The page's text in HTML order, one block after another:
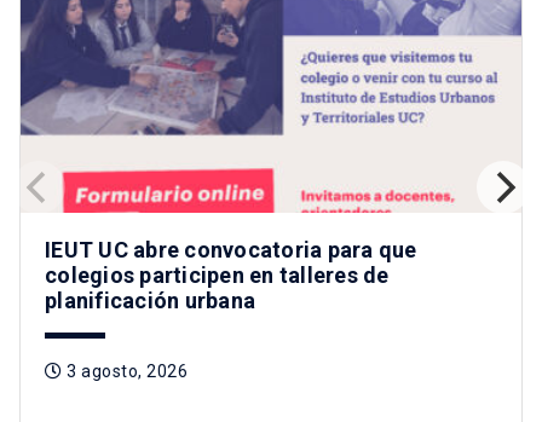
IEUT UC abre convocatoria para que
colegios participen en talleres de
planificación urbana
3 agosto, 2026